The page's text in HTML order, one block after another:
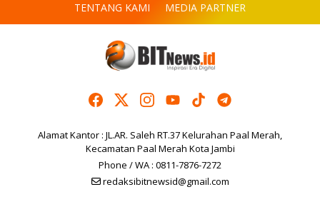
TENTANG KAMI
MEDIA PARTNER
Alamat Kantor : JL.AR. Saleh RT.37 Kelurahan Paal Merah,
Kecamatan Paal Merah Kota Jambi
Phone / WA : 0811-7876-7272
redaksibitnewsid@gmail.com